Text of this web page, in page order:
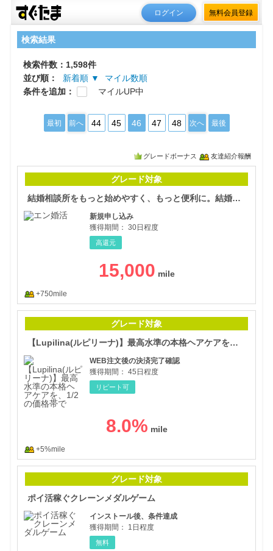
ログイン 無料会員登録
検索結果
検索件数：1,598件
並び順：
新着順 ▼
マイル数順
条件を追加：
マイルUP中
最初 前へ 44 45 46 47 48 次へ 最後
グレードボーナス 友達紹介報酬
グレード対象
結婚相談所をもっと始めやすく、もっと便利に。結婚相談所ならエン婚活エージェント。(18-0427)
新規申し込み
獲得期間： 30日程度
高還元
15,000
+750mile
グレード対象
【Lupilina(ルピリーナ)】最高水準の本格ヘアケアを、1/2の価格帯で
WEB注文後の決済完了確認
獲得期間： 45日程度
リピート可
8.0%
+5%mile
グレード対象
ポイ活稼ぐクレーンメダルゲーム
インストール後、条件達成
獲得期間：
1日程度
無料